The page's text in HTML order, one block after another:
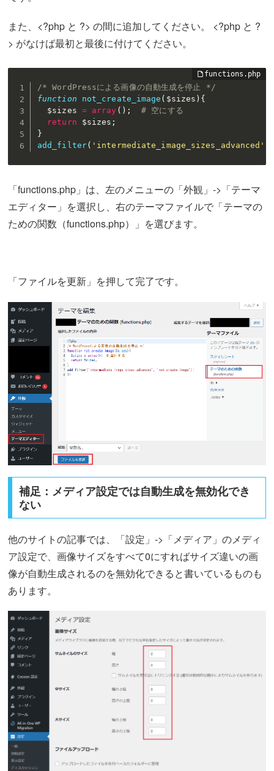
また、<?php と ?> の間に追加してください。 <?php と ?
> がなけば最初と最後に付けてください。
/* WordPressによる画像の自動生成を停止 */
function
not_create_image ( $sizes ) {
$sizes = array ( ) ;
# 空にする
return
$sizes ;
}
add_filter( 'intermediate_image_sizes_advanced'
「functions.php」は、左のメニューの「外観」->「テーマ
エディター」を選択し、右のテーマファイルで「テーマの
ための関数（functions.php）」を選びます。
「ファイルを更新」を押して完了です。
補足：メディア設定では自動生成を無効化でき
ない
他のサイトの記事では、「設定」->「メディア」のメディ
ア設定で、画像サイズをすべて0にすればサイズ違いの画
像が自動生成されるのを無効化できると書いているものも
あります。